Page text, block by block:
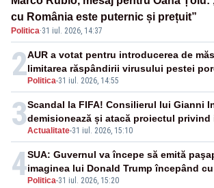
cu România este puternic și prețuit”
Politica·31 iul. 2026, 14:37
2 Politica-31 iul. 2026, 14:55
AUR a votat pentru introducerea de
limitarea răspândirii virusului pestei
3Actualitate-31 iul. 2026, 15:10
Scandal la FIFA! Consilierul lui Gianni
demisionează și atacă proiectul
4 Politica-31 iul. 2026, 15:20
SUA: Guvernul va începe să emită
imaginea lui Donald Trump începând